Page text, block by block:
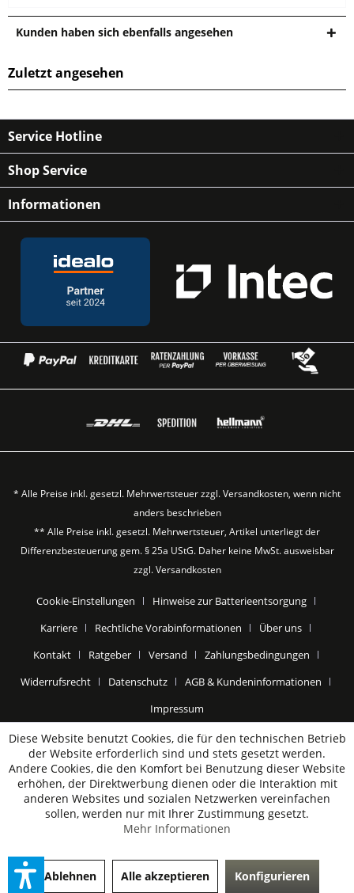
Kunden haben sich ebenfalls angesehen
Zuletzt angesehen
Service Hotline
Shop Service
Informationen
* Alle Preise inkl. gesetzl. Mehrwertsteuer zzgl.Versandkosten, wenn nicht
anders beschrieben
** Alle Preise inkl. gesetzl. Mehrwertsteuer, Artikel unterliegt der
Differenzbesteuerung gem. § 25a UStG. Daher keine MwSt. ausweisbar
zzgl.Versandkosten
Cookie-Einstellungen
Hinweise zur Batterieentsorgung
Karriere
Rechtliche Vorabinformationen
Über uns
Kontakt
Ratgeber Versand
Zahlungsbedingungen
Widerrufsrecht
Datenschutz
AGB & Kundeninformationen
Impressum
Diese Website benutzt Cookies, die für den technischen Betrieb
der Website erforderlich sind und stets gesetzt werden.
Andere Cookies, die den Komfort bei Benutzung dieser Website
erhöhen, der Direktwerbung dienen oder die Interaktion mit
anderen Websites und sozialen Netzwerken vereinfachen
sollen, werden nur mit Ihrer Zustimmung gesetzt.
Mehr Informationen
Ablehnen Alle akzeptieren Konfigurieren